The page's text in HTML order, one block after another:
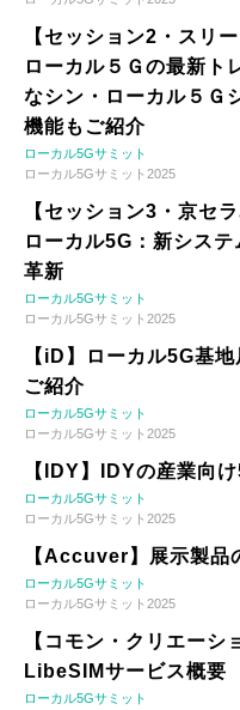
【セッション2・スリ
ローカル５Ｇの最新
なシン・ローカル５Ｇ
機能もご紹介
ローカル5Gサミット
ローカル5Gサミット2025
【セッション3・京セ
ローカル5G：新シス
革新
ローカル5Gサミット
ローカル5Gサミット2025
【iD】ローカル5G基
ご紹介
ローカル5Gサミット
ローカル5Gサミット2025
【IDY】IDYの産業向
ローカル5Gサミット
ローカル5Gサミット2025
【Accuver】展示製品
ローカル5Gサミット
ローカル5Gサミット2025
【コモン・クリエー
LibeSIMサービス概要
ローカル5Gサミット